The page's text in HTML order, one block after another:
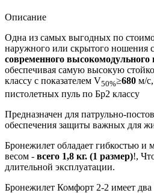
Описание
Одна из самых выгодных по
наружного или скрытого ношения
современного
обеспечивая самую высокую
классу с показателем V50%≥680 м/
пистолетных пуль по Бр2 классу
Предназначен для патрульно-
обеспечения защиты важных для
Бронежилет обладает гибкостью
весом - всего 1,8 кг. (1 размер)!,
длительной эксплуатации.
Бронежилет Комфорт 2-2 имеет два